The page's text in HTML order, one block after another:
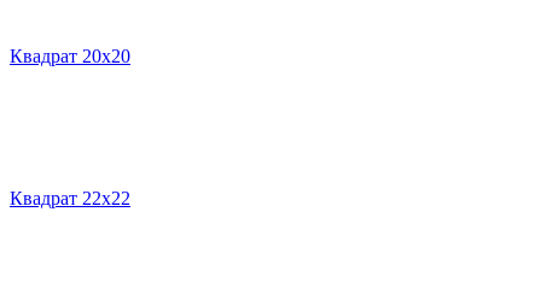
Квадрат 20х20
Квадрат 22х22